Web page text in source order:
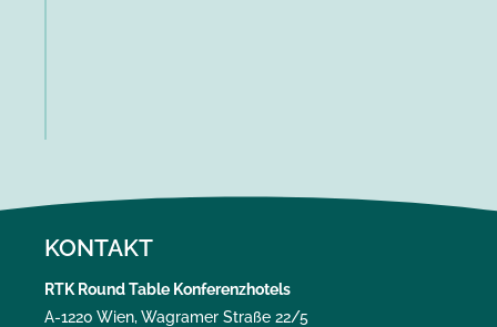
KONTAKT
RTK Round Table Konferenzhotels
A-1220 Wien, Wagramer Straße 22/5